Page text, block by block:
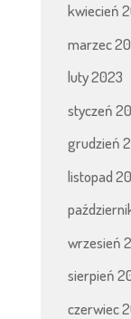
kwiecień
marzec
luty 2023
styczeń
grudzień
listopad
wrzesień
sierpień
czerwiec